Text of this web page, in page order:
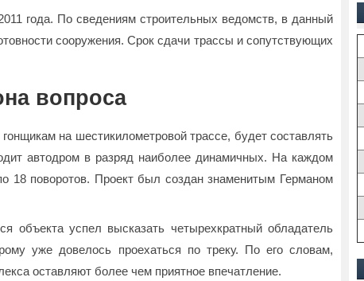
года. По сведениям строительных ведомств, в данный
сооружения. Срок сдачи трассы и сопутствующих
вопроса
на шестикилометровой трассе, будет составлять
автодром в разряд наиболее динамичных. На каждом
18 поворотов. Проект был создан знаменитым Германом
объекта успел высказать четырехкратный обладатель
уже довелось проехаться по треку. По его словам,
оставляют более чем приятное впечатление.